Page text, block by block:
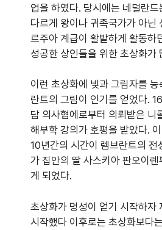
업을 하였다. 당시에는 네덜란
다르게 왕이나 귀족국가가 아닌
르주아 계급이 활발하게 활동하
성공한 상인들을 위한 초상화가
이런 초상화에 빛과 그림자를
란트의 그림이 인기를 얻었다.
담 의사협에로부터 의뢰받은 니
해부학 강의가 호평을 받았다.
10년간의 시간이 렘브란트의 전
가 집안의 딸 사스키아 판오이
게 되었다.
초상화가 명성이 얻기 시작하자
시작했다 이후로는 초상화보다